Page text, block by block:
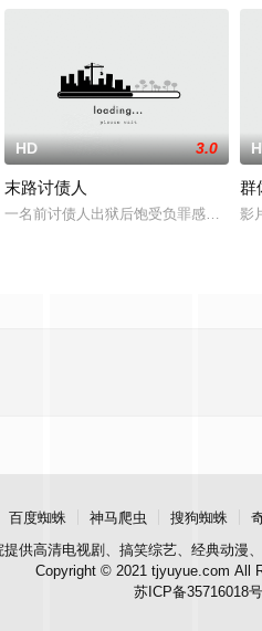
涉两名嫌疑人的神秘谋杀案，让他与
，释放出一个又一个怪物，他们迅速
HD 3.0
末路讨债人
一名前讨债人出狱后饱受负罪感折磨，
群
影
百度蜘蛛 神马爬虫 搜狗蜘蛛
提供高清电视剧、搞笑综艺、经典动漫
Copyright © 2021 tjyuyue.com All
苏ICP备35716018号